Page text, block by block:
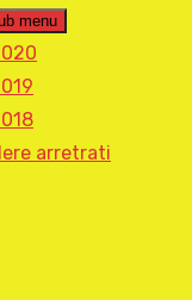
menu
arretrati